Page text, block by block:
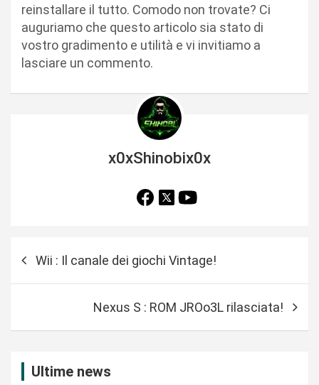
reinstallare il tutto. Comodo non trovate? Ci
auguriamo che questo articolo sia stato di
vostro gradimento e utilità e vi invitiamo a
lasciare un commento.
x0xShinobix0x
Wii : Il canale dei giochi Vintage!
Nexus S : ROM JROo3L rilasciata!
Ultime news